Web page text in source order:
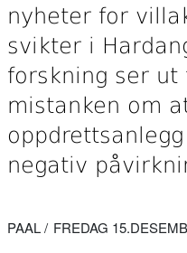
nyheter for
svikter i
forskning ser ut
mistanken om
negativ
PAAL FREDAG